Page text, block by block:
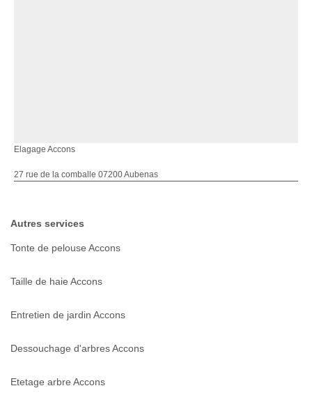
Elagage Accons
27 rue de la comballe 07200 Aubenas
Autres services
Tonte de pelouse Accons
Taille de haie Accons
Entretien de jardin Accons
Dessouchage d'arbres Accons
Etetage arbre Accons